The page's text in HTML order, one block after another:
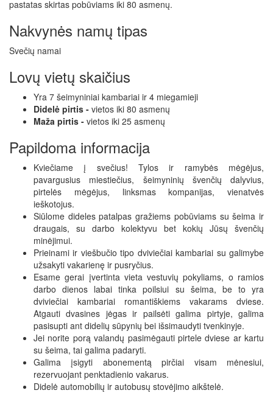
pastatas skirtas pobūviams iki 80 asmenų.
Nakvynės namų tipas
Svečių namai
Lovų vietų skaičius
Yra 7 šeimyniniai kambariai ir 4 miegamieji
Didelė pirtis - vietos iki 80 asmenų
Maža pirtis - vietos iki 25 asmenų
Papildoma informacija
Kviečiame į svečius! Tylos ir ramybės mėgėjus,
pavargusius miestiečius, šeimyninių švenčių dalyvius,
pirtelės mėgėjus, linksmas kompanijas, vienatvės
ieškotojus.
Siūlome dideles patalpas gražiems pobūviams su šeima ir
draugais, su darbo kolektyvu bet kokių Jūsų švenčių
minėjimui.
Prieinami ir viešbučio tipo dviviečiai kambariai su galimybe
užsakyti vakarienę ir pusryčius.
Esame gerai įvertinta vieta vestuvių pokyliams, o ramios
darbo dienos labai tinka poilsiui su šeima, be to yra
dviviečiai kambariai romantiškiems vakarams dviese.
Atgauti dvasines jėgas ir pailsėti galima pirtyje, galima
pasisupti ant didelių sūpynių bei išsimaudyti tvenkinyje.
Jei norite porą valandų pasimėgauti pirtele dviese ar kartu
su šeima, tai galima padaryti.
Galima įsigyti abonementą pirčiai visam mėnesiui,
rezervuojant penktadienio vakarus.
Didelė automobilių ir autobusų stovėjimo aikštelė.